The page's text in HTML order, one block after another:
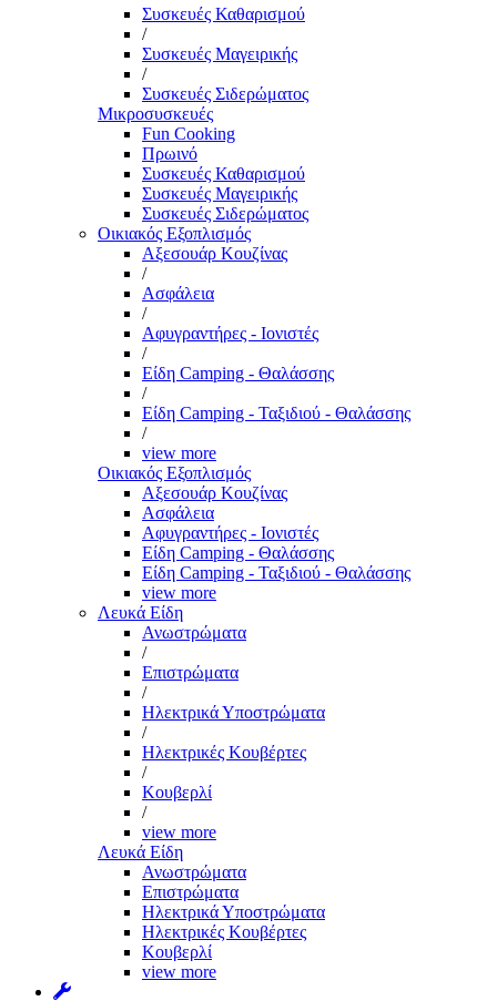
Συσκευές Καθαρισμού
/
Συσκευές Μαγειρικής
/
Συσκευές Σιδερώματος
Μικροσυσκευές
Fun Cooking
Πρωινό
Συσκευές Καθαρισμού
Συσκευές Μαγειρικής
Συσκευές Σιδερώματος
Οικιακός Εξοπλισμός
Αξεσουάρ Κουζίνας
/
Ασφάλεια
/
Αφυγραντήρες - Ιονιστές
/
Είδη Camping - Θαλάσσης
/
Είδη Camping - Ταξιδιού - Θαλάσσης
/
view more
Οικιακός Εξοπλισμός
Αξεσουάρ Κουζίνας
Ασφάλεια
Αφυγραντήρες - Ιονιστές
Είδη Camping - Θαλάσσης
Είδη Camping - Ταξιδιού - Θαλάσσης
view more
Λευκά Είδη
Ανωστρώματα
/
Επιστρώματα
/
Ηλεκτρικά Υποστρώματα
/
Ηλεκτρικές Κουβέρτες
/
Κουβερλί
/
view more
Λευκά Είδη
Ανωστρώματα
Επιστρώματα
Ηλεκτρικά Υποστρώματα
Ηλεκτρικές Κουβέρτες
Κουβερλί
view more